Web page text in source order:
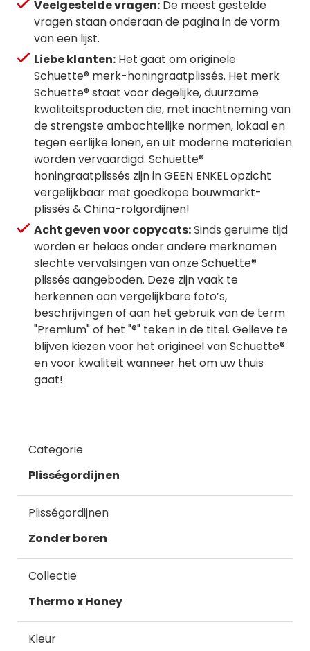
Veelgestelde vragen: De meest gestelde
vragen staan onderaan de pagina in de vorm
van een lijst.
Liebe klanten: Het gaat om originele
Schuette® merk-honingraatplissés. Het merk
Schuette® staat voor degelijke, duurzame
kwaliteitsproducten die, met inachtneming van
de strengste ambachtelijke normen, lokaal en
tegen eerlijke lonen, en uit moderne materialen
worden vervaardigd. Schuette®
honingraatplissés zijn in GEEN ENKEL opzicht
vergelijkbaar met goedkope bouwmarkt-
plissés & China-rolgordijnen!
Acht geven voor copycats:Sinds geruime tijd
worden er helaas onder andere merknamen
slechte vervalsingen van onze Schuette®
plissés aangeboden. Deze zijn vaak te
herkennen aan vergelijkbare foto’s,
beschrijvingen of aan het gebruik van de term
"Premium" of het "®" teken in de titel. Gelieve te
blijven kiezen voor het origineel van Schuette®
en voor kwaliteit wanneer het om uw thuis
gaat!
Categorie
Plisségordijnen
Plisségordijnen
Zonder boren
Collectie
Thermo x Honey
Kleur